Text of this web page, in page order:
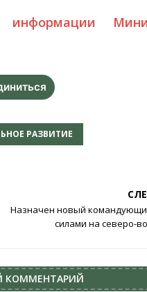
РАЗВИТИЕ
Назначен новый
силами на северо-
КОММЕНТАРИЙ